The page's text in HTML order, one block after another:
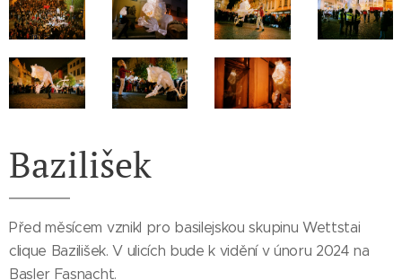
Bazilišek
Před měsícem vznikl pro basilejskou skupinu Wettstai
clique Bazilišek. V ulicích bude k vidění v únoru 2024 na
Basler Fasnacht.